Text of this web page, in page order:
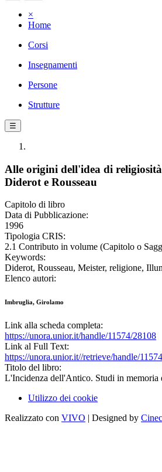
×
Home
Corsi
Insegnamenti
Persone
Strutture
☰
Alle origini dell'idea di
Diderot e Rousseau
Capitolo di libro
Data di Pubblicazione:
1996
Tipologia CRIS:
2.1 Contributo in volume (Capitolo o
Keywords:
Diderot, Rousseau, Meister, religione,
Elenco autori:
Imbruglia, Girolamo
Link alla scheda completa:
https://unora.unior.it/handle/11574/28108
Link al Full Text:
https://unora.unior.it//retrieve/handle/
Titolo del libro:
L'Incidenza dell'Antico. Studi in memoria
Utilizzo dei cookie
Realizzato con VIVO | Designed by